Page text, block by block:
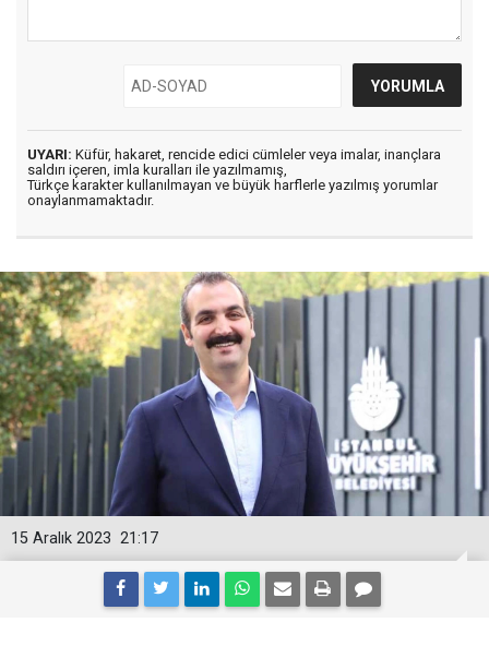
UYARI: Küfür, hakaret, rencide edici cümleler veya imalar, inançlara
saldırı içeren, imla kuralları ile yazılmamış,
Türkçe karakter kullanılmayan ve büyük harflerle yazılmış yorumlar
onaylanmamaktadır.
21:17
15 Aralık 2023